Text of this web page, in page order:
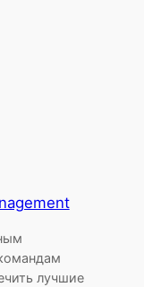
лучшие